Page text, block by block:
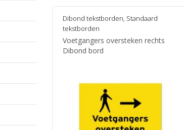
Dibond tekstborden, Standaard
tekstborden
Voetgangers oversteken rechts
Dibond bord